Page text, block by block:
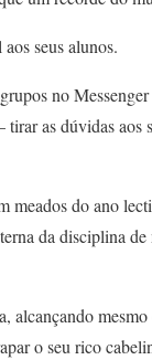
seus alunos.
no
as dúvidas aos
meados do ano
da disciplina
alcançando
o seu rico